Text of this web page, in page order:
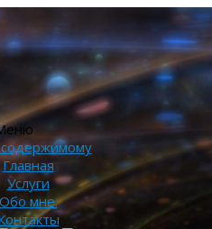
Главная
Услуги
Обо мне.